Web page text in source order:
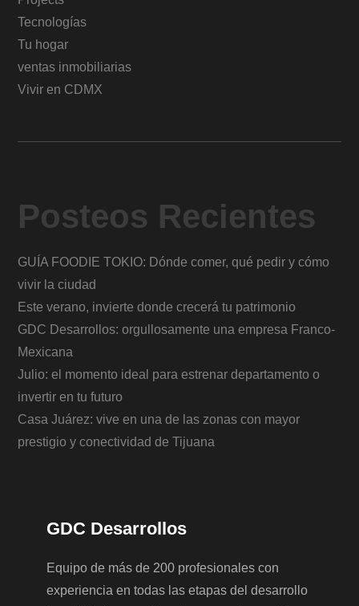
Tecnologías
Tu hogar
ventas inmobiliarias
Vivir en CDMX
Posteos Recientes
GUÍA FOODIE TOKIO: Dónde comer, qué pedir y cómo
vivir la ciudad
Este verano, invierte donde crecerá tu patrimonio
GDC Desarrollos: orgullosamente una empresa Franco-
Mexicana
Julio: el momento ideal para estrenar departamento o
invertir en tu futuro
Casa Juárez: vive en una de las zonas con mayor
prestigio y conectividad de Tijuana
GDC Desarrollos
Equipo de más de 200 profesionales con
experiencia en todas las etapas del desarrollo